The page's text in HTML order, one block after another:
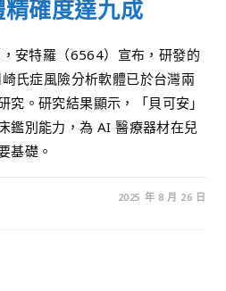
確度達九成
安特羅（6564）宣布，研發的
氏症風險分析軟體已於台灣兩
究。研究結果顯示，「貝可安」
鑑別能力，為 AI 醫療器材在兒
基礎。
2025 年 8 月 26 日